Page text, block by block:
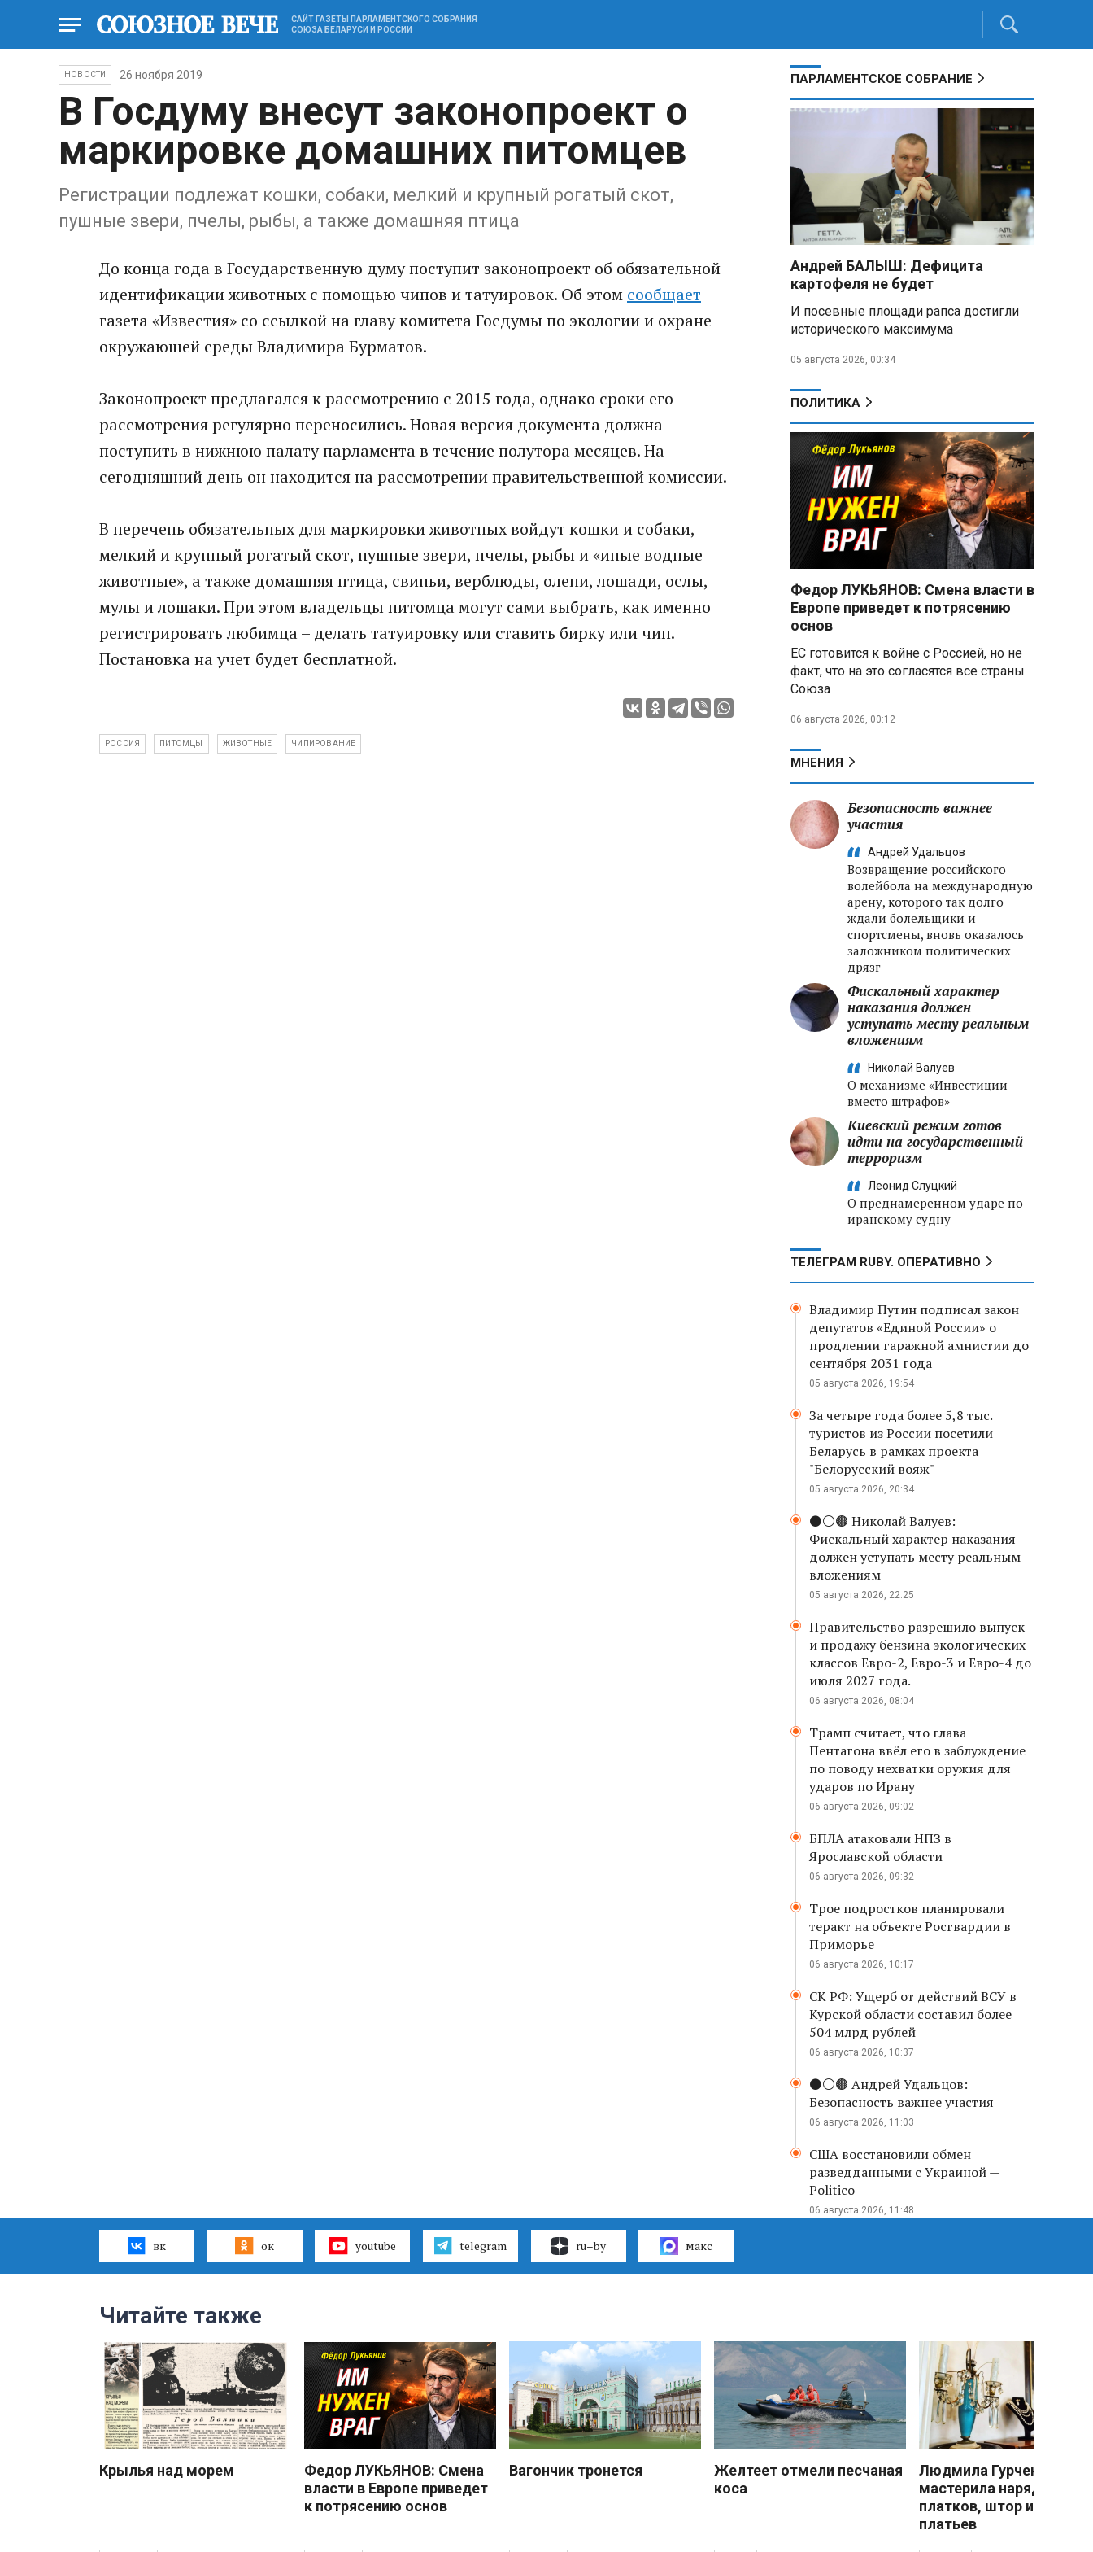
САЙТ ГАЗЕТЫ ПАРЛАМЕНТСКОГО СОБРАНИЯ
СОЮЗА БЕЛАРУСИ И РОССИИ
НОВОСТИ 26 ноября 2019
В Госдуму внесут законопроект о
маркировке домашних питомцев
Регистрации подлежат кошки, собаки, мелкий и крупный рогатый скот,
пушные звери, пчелы, рыбы, а также домашняя птица
До конца года в Государственную думу поступит законопроект об обязательной
идентификации животных с помощью чипов и татуировок. Об этом сообщает
газета «Известия» со ссылкой на главу комитета Госдумы по экологии и охране
окружающей среды Владимира Бурматов.
Законопроект предлагался к рассмотрению с 2015 года, однако сроки его
рассмотрения регулярно переносились. Новая версия документа должна
поступить в нижнюю палату парламента в течение полутора месяцев. На
сегодняшний день он находится на рассмотрении правительственной комиссии.
В перечень обязательных для маркировки животных войдут кошки и собаки,
мелкий и крупный рогатый скот, пушные звери, пчелы, рыбы и «иные водные
животные», а также домашняя птица, свиньи, верблюды, олени, лошади, ослы,
мулы и лошаки. При этом владельцы питомца могут сами выбрать, как именно
регистрировать любимца – делать татуировку или ставить бирку или чип.
Постановка на учет будет бесплатной.
РОССИЯ ПИТОМЦЫ ЖИВОТНЫЕ ЧИПИРОВАНИЕ
ПАРЛАМЕНТСКОЕ СОБРАНИЕ
Андрей БАЛЫШ: Дефицита
картофеля не будет
И посевные площади рапса достигли
исторического максимума
05 августа 2026, 00:34
ПОЛИТИКА
Федор ЛУКЬЯНОВ: Смена власти в
Европе приведет к потрясению
основ
ЕС готовится к войне с Россией, но не
факт, что на это согласятся все страны
Союза
06 августа 2026, 00:12
МНЕНИЯ
Безопасность важнее
участия
Андрей Удальцов
Возвращение российского
волейбола на международную
арену, которого так долго
ждали болельщики и
спортсмены, вновь оказалось
заложником политических
дрязг
Фискальный характер
наказания должен
уступать месту реальным
вложениям
Николай Валуев
О механизме «Инвестиции
вместо штрафов»
Киевский режим готов
идти на государственный
терроризм
Леонид Слуцкий
О преднамеренном ударе по
иранскому судну
ТЕЛЕГРАМ RUBY. ОПЕРАТИВНО
Владимир Путин подписал закон
депутатов «Единой России» о
продлении гаражной амнистии до
сентября 2031 года
05 августа 2026, 19:54
За четыре года более 5,8 тыс.
туристов из России посетили
Беларусь в рамках проекта
"Белорусский вояж"
05 августа 2026, 20:34
⚫️⚪️🟤 Николай Валуев:
Фискальный характер наказания
должен уступать месту реальным
вложениям
05 августа 2026, 22:25
Правительство разрешило выпуск
и продажу бензина экологических
классов Евро-2, Евро-3 и Евро-4 до
июля 2027 года.
06 августа 2026, 08:04
Трамп считает, что глава
Пентагона ввёл его в заблуждение
по поводу нехватки оружия для
ударов по Ирану
06 августа 2026, 09:02
БПЛА атаковали НПЗ в
Ярославской области
06 августа 2026, 09:32
Трое подростков планировали
теракт на объекте Росгвардии в
Приморье
06 августа 2026, 10:17
СК РФ: Ущерб от действий ВСУ в
Курской области составил более
504 млрд рублей
06 августа 2026, 10:37
⚫️⚪️🟤 Андрей Удальцов:
Безопасность важнее участия
06 августа 2026, 11:03
США восстановили обмен
разведданными с Украиной —
Politico
06 августа 2026, 11:48
вк ок youtube telegram ru–by макс
Читайте также
Крылья над морем
Федор ЛУКЬЯНОВ: Смена
власти в Европе приведет
к потрясению основ
Вагончик тронется
Желтеет отмели песчаная
коса
Людмила Гурченко
мастерила наряды из
платков, штор и детских
платьев